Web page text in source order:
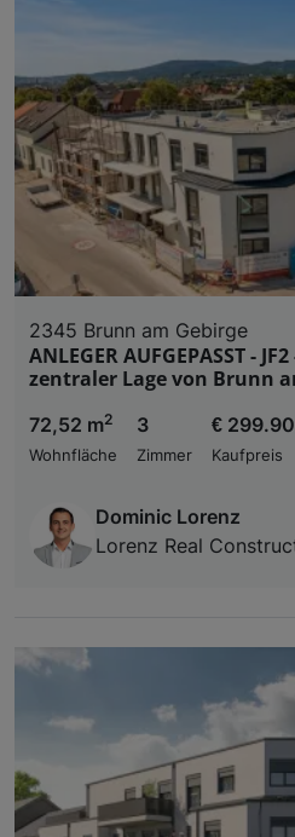
2345 Brunn am Gebirge
ANLEGER AUFGEPASST -
zentraler Lage von Brunn
72,52 m2
Wohnfläche
3
Zimmer
€
Kaufpreis
Dominic Lorenz
Lorenz Real